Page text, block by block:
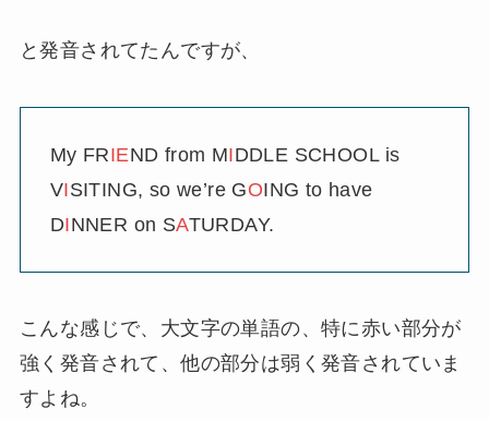
と発音されてたんですが、
My FRIEND from MIDDLE SCHOOL is
VISITING, so we’re GOING to have
DINNER on SATURDAY.
こんな感じで、大文字の単語の、特に赤い部分が
強く発音されて、他の部分は弱く発音されていま
すよね。